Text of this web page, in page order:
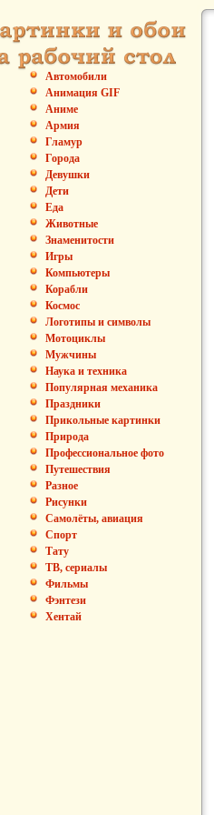
Автомобили
Анимация GIF
Аниме
Армия
Гламур
Города
Девушки
Дети
Еда
Животные
Знаменитости
Игры
Компьютеры
Корабли
Космос
Логотипы и символы
Мотоциклы
Мужчины
Наука и техника
Популярная механика
Праздники
Прикольные картинки
Природа
Профессиональное фото
Путешествия
Разное
Рисунки
Самолёты, авиация
Спорт
Тату
ТВ, сериалы
Фильмы
Фэнтези
Хентай